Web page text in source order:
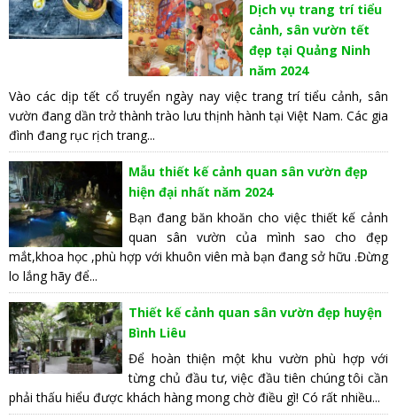
Dịch vụ trang trí tiểu
cảnh, sân vườn tết
đẹp tại Quảng Ninh
năm 2024
Vào các dịp tết cổ truyển ngày nay việc trang trí tiểu cảnh, sân
vườn đang dần trở thành trào lưu thịnh hành tại Việt Nam. Các gia
đình đang rục rịch trang...
Mẫu thiết kế cảnh quan sân vườn đẹp
hiện đại nhất năm 2024
Bạn đang băn khoăn cho việc thiết kế cảnh
quan sân vườn của mình sao cho đẹp
mắt,khoa học ,phù hợp với khuôn viên mà bạn đang sở hữu .Đừng
lo lắng hãy để...
Thiết kế cảnh quan sân vườn đẹp huyện
Bình Liêu
Để hoàn thiện một khu vườn phù hợp với
từng chủ đầu tư, việc đầu tiên chúng tôi cần
phải thấu hiểu được khách hàng mong chờ điều gì! Có rất nhiều...